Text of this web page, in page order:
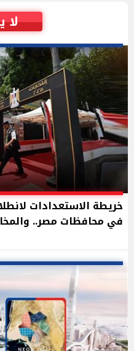
لا
خريطة الاستعدادات
في محافظات مصر..